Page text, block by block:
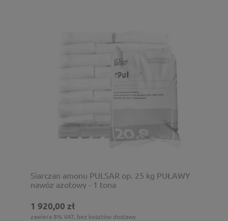
Siarczan amonu PULSAR op. 25 kg PUŁAWY
nawóz azotowy - 1 tona
1 920,00 zł
zawiera 8% VAT, bez kosztów dostawy